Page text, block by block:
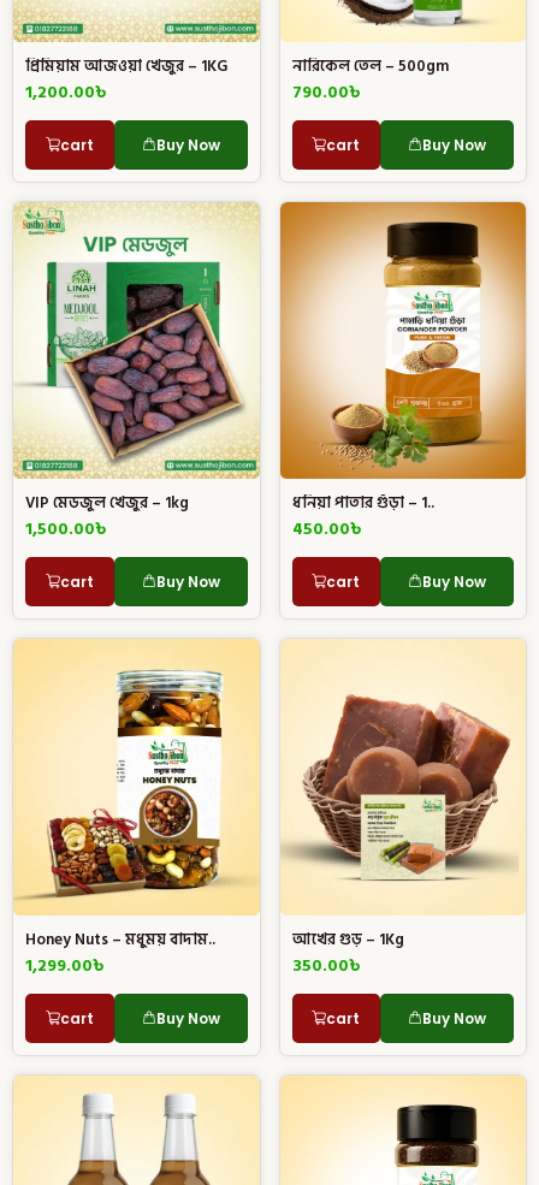
প্রিমিয়াম আজওয়া খেজুর – 1KG
1,200.00৳
cart Buy Now
নারিকেল তেল – 500gm
790.00৳
cart Buy Now
VIP মেডজুল খেজুর – 1kg
1,500.00৳
cart Buy Now
ধনিয়া পাতার গুঁড়া – 1..
450.00৳
cart Buy Now
Honey Nuts – মধুময় বাদাম..
1,299.00৳
cart Buy Now
আখের গুড় – 1Kg
350.00৳
cart Buy Now